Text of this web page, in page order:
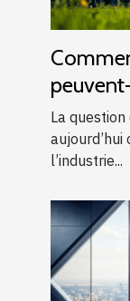
La
l’industrie...